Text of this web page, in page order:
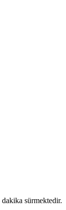
sürmektedir.